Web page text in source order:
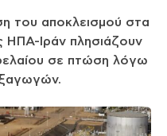
του αποκλεισμού στα
Ιράν πλησιάζουν
σε πτώση λόγω